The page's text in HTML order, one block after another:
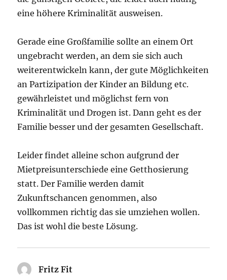
eine höhere Kriminalität ausweisen.
Gerade eine Großfamilie sollte an einem Ort
ungebracht werden, an dem sie sich auch
weiterentwickeln kann, der gute Möglichkeiten
an Partizipation der Kinder an Bildung etc.
gewährleistet und möglichst fern von
Kriminalität und Drogen ist. Dann geht es der
Familie besser und der gesamten Gesellschaft.
Leider findet alleine schon aufgrund der
Mietpreisunterschiede eine Getthosierung
statt. Der Familie werden damit
Zukunftschancen genommen, also
vollkommen richtig das sie umziehen wollen.
Das ist wohl die beste Lösung.
Fritz Fit